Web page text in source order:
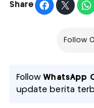
Share
Follow
FollowWhatsApp
update berita